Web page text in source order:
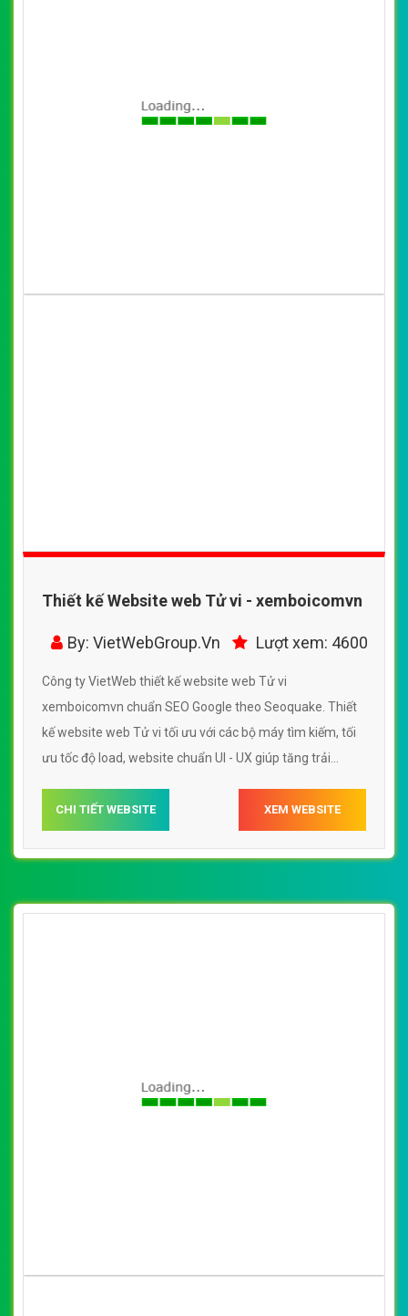
Thiết kế Website web Tử vi - xemboicomvn
By: VietWebGroup.Vn Lượt xem: 4600
Công ty VietWeb thiết kế website web Tử vi
xemboicomvn chuẩn SEO Google theo Seoquake. Thiết
kế website web Tử vi tối ưu với các bộ máy tìm kiếm, tối
ưu tốc độ load, website chuẩn UI - UX giúp tăng trải
xemboicomvn
CHI TIẾT WEBSITE XEM WEBSITE